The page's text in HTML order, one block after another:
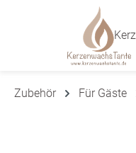
Hauptinhalt springen
Zur Suche springen
Zur Hauptnavigation
Zubehör Für Gäste